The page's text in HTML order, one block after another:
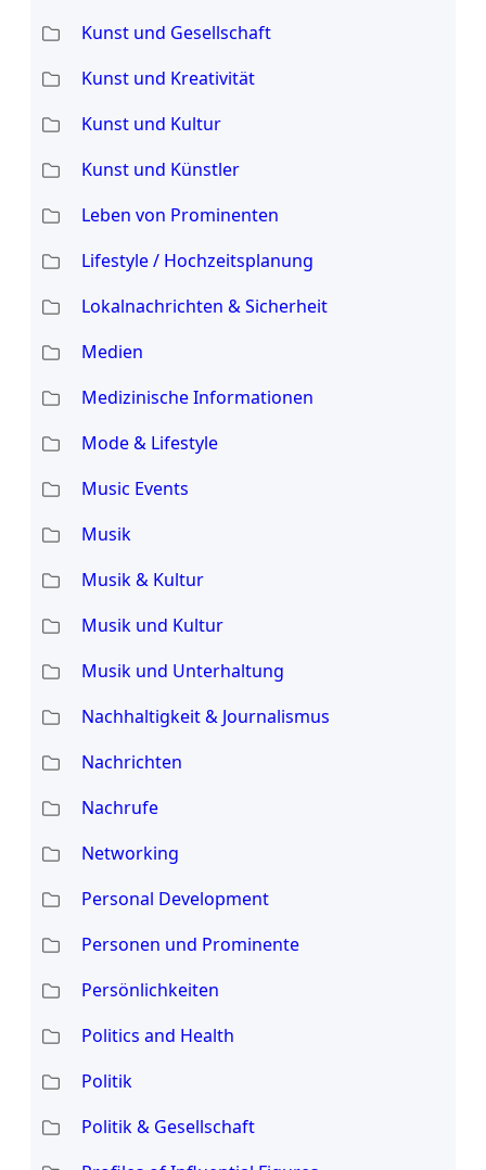
Kunst und Gesellschaft
Kunst und Kreativität
Kunst und Kultur
Kunst und Künstler
Leben von Prominenten
Lifestyle / Hochzeitsplanung
Lokalnachrichten & Sicherheit
Medien
Medizinische Informationen
Mode & Lifestyle
Music Events
Musik
Musik & Kultur
Musik und Kultur
Musik und Unterhaltung
Nachhaltigkeit & Journalismus
Nachrichten
Nachrufe
Networking
Personal Development
Personen und Prominente
Persönlichkeiten
Politics and Health
Politik
Politik & Gesellschaft